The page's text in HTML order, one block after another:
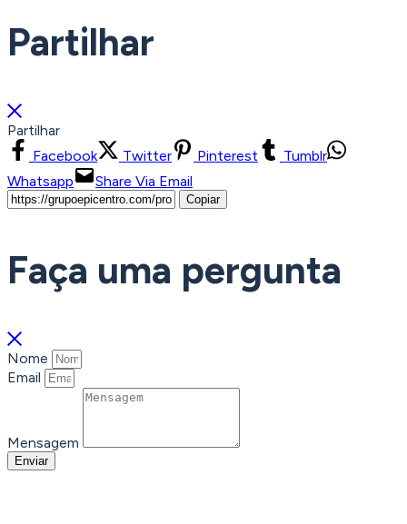
Partilhar
Partilhar
Facebook
Twitter Pinterest
Tumblr
Whatsapp
Share Via Email
Copiar
Faça uma pergunta
Nome
Email
Mensagem
Enviar